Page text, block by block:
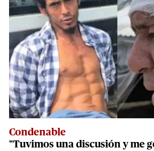
Condenable
"Tuvimos una discusión y me